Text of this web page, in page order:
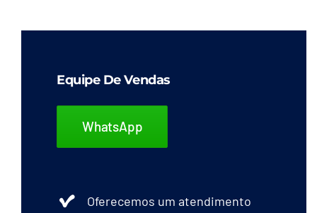
Equipe De Vendas
WhatsApp
Oferecemos um atendimento